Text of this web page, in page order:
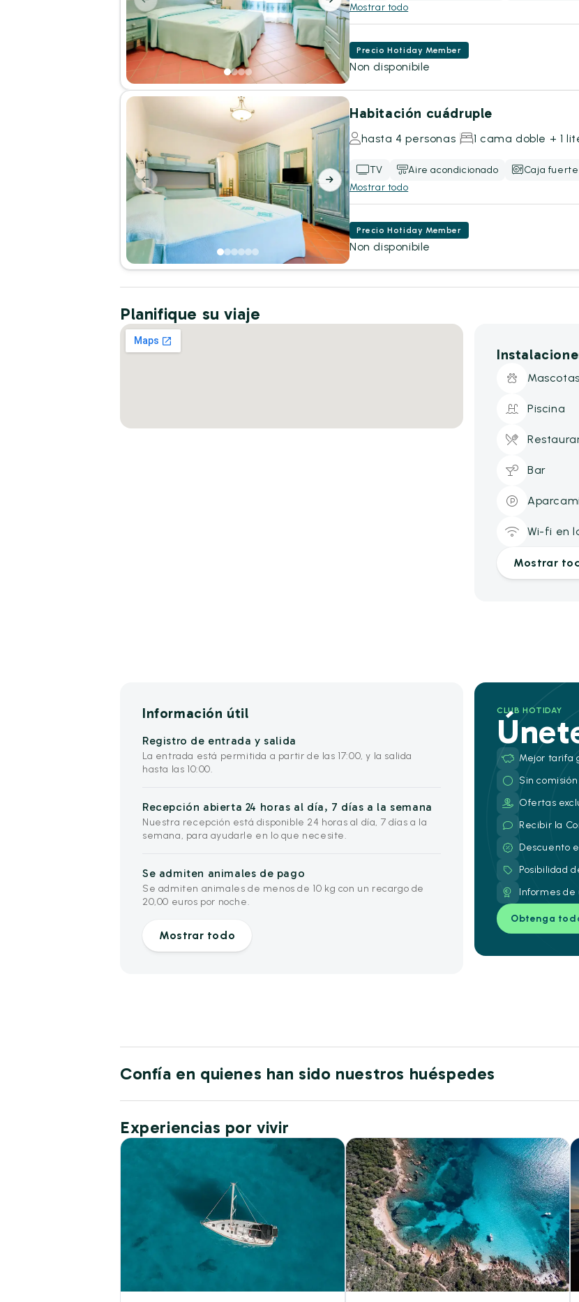
Mostrar todo
Precio Hotiday Member
Non disponibile
Habitación cuádruple
hasta 4 personas 1 cama doble + 1
TV Aire acondicionado
Caja fuerte
Mostrar todo
Precio Hotiday Member
Non disponibile
Planifique su viaje
Piscina
Bar
Wi-fi en
Mostrar
Información útil
Registro de entrada y salida
La entrada está permitida a partir de las 17:00, y la salida
hasta las 10:00.
Recepción abierta 24 horas al día, 7 días a la semana
Nuestra recepción está disponible 24 horas al día, 7 días a la
semana, para ayudarle en lo que necesite.
Se admiten animales de pago
Se admiten animales de menos de 10 kg con un recargo de
20,00 euros por noche.
Mostrar todo
CLUB HOTIDAY
Mejor tarifa
Sin comisión
Ofertas
Recibir la
Descuento
Posibilidad
Informes
Obtenga
Confía en quienes han sido nuestros huéspedes
Experiencias por vivir